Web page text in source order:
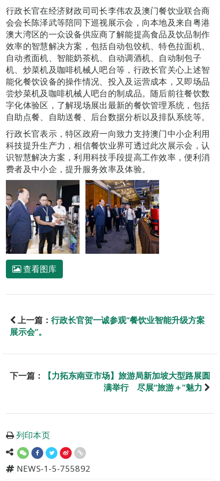
行政长官在经济财政司司长李伟农及澳门餐饮业联合商
会会长陈泽武等陪同下巡视展示会，向本地及来自粤港
澳大湾区的一众设备供应商了解能提高食品及饮品制作
效率的智慧解决方案，包括自动包饺机、特色拉面机、
自动煮面机、智能奶茶机、自动调酒机、自动制包子
机、炒菜机及咖啡机械人吧台等，行政长官关心上述智
能化餐饮设备的操作情况、投入及运营成本，又即场品
尝炒菜机及咖啡机械人吧台的制成品。随后前往餐饮数
字化体验区，了解现场展出最新的餐饮管理系统，包括
自助点餐、自助送餐、后台数据分析以及排队系统等。
行政长官表示，特区政府一向致力支持澳门中小企利用
科技提升生产力，相信餐饮业界可透过此次展示会，认
识智慧解决方案，利用科技手段提高工作效率，便利消
费者及中小企，提升服务效率及体验。
查看图库
上一篇： 行政长官贺一诚参观“餐饮业智能升级方案
展示会”。
下一篇：
【力拓东南亚市场】旅游局新加坡大型路展圆
满举行 尽展“旅游＋”魅力
列印本页
NEWS-1-5-755892